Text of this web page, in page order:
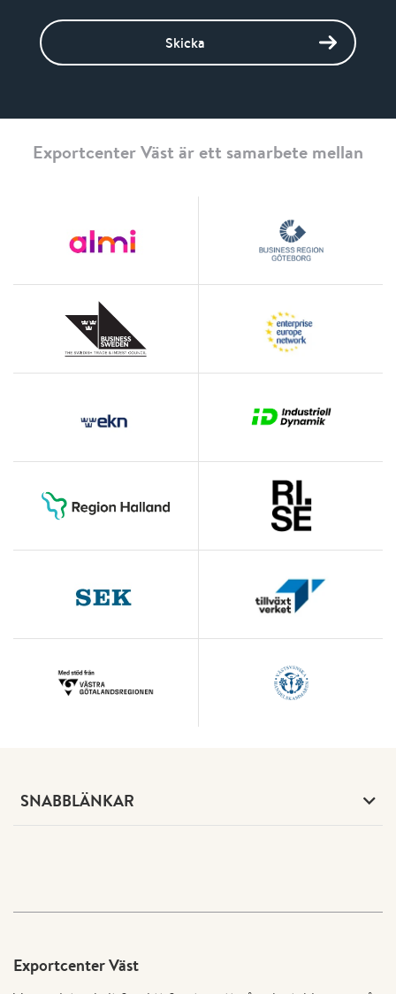
Skicka
Exportcenter Väst är ett samarbete mellan
SNABBLÄNKAR
Exportcenter Väst